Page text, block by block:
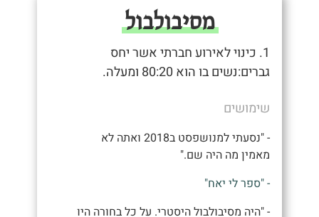
מסיבולבול
1. כינוי לאירוע חברתי אשר יחס
גברים:נשים בו הוא 80:20 ומעלה.
שימושים
- "נסעתי למנושפסט ב2018 ואתה לא
מאמין מה היה שם."
- "ספר לי יאח"
- "היה מסיבולבול היסטרי. על כל בחורה היו